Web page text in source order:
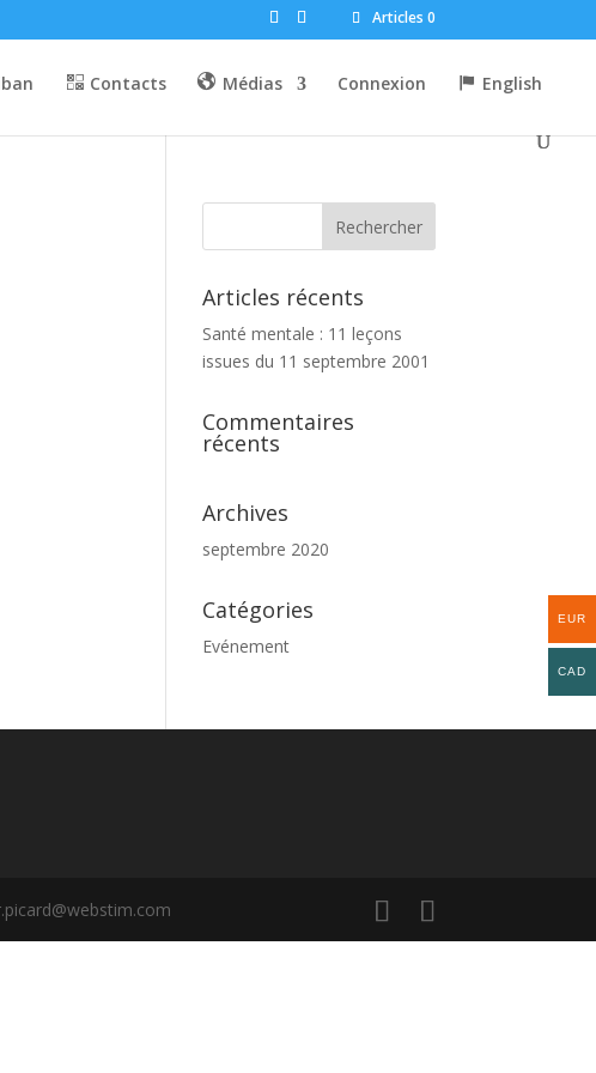
Articles 0
Contacts Médias Connexion English
Articles récents
Santé mentale : 11 leçons
issues du 11 septembre 2001
Commentaires
récents
Archives
septembre 2020
Catégories
Evénement
EUR
CAD